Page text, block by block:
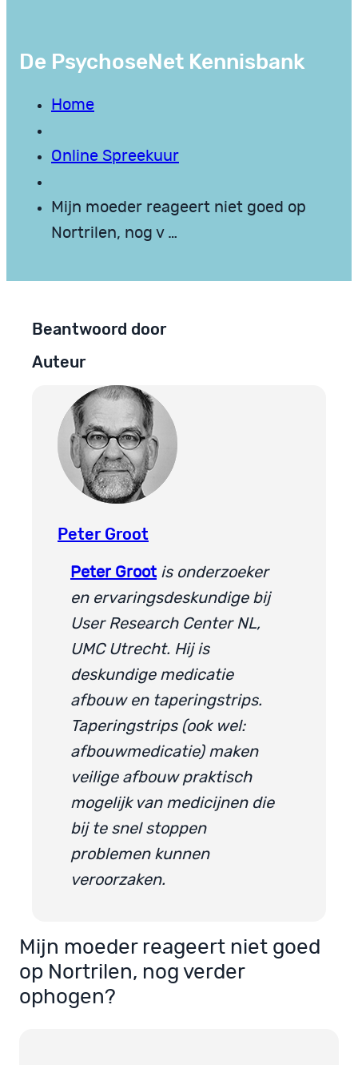
De PsychoseNet Kennisbank
Home
Online Spreekuur
Mijn moeder reageert niet goed op
Nortrilen, nog v …
Beantwoord door
Auteur
Peter Groot
Peter Groot is onderzoeker
en ervaringsdeskundige bij
User Research Center NL,
UMC Utrecht. Hij is
deskundige medicatie
afbouw en taperingstrips.
Taperingstrips (ook wel:
afbouwmedicatie) maken
veilige afbouw praktisch
mogelijk van medicijnen die
bij te snel stoppen
problemen kunnen
veroorzaken.
Mijn moeder reageert niet goed
op Nortrilen, nog verder
ophogen?